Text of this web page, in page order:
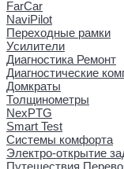
FarCar
NaviPilot
Переходные рамки
Усилители
Диагностика Ремонт
Диагностические
Домкраты
Толщинометры
NexPTG
Smart Test
Системы комфорта
Электро-открытие
Путешествия